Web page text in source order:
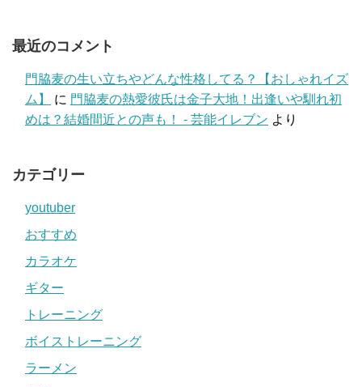
最近のコメント
門脇麦の生い立ちやどんな性格してる？【おしゃれイズ
ム】
に 門脇麦の熱愛彼氏は金子大地！出逢いや馴れ初
めは？結婚間近との声も！ - 芸能イレブン より
カテゴリー
youtuber
おすすめ
カラオケ
ギター
トレーニング
ボイストレーニング
ラーメン